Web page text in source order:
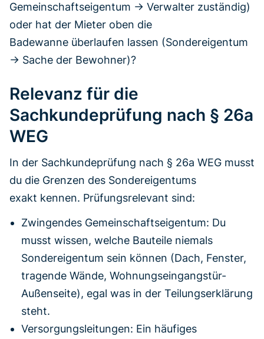
Gemeinschaftseigentum -> Verwalter zuständig)
oder hat der Mieter oben die
Badewanne überlaufen lassen (Sondereigentum
-> Sache der Bewohner)?
Relevanz für die
Sachkundeprüfung nach § 26a
WEG
In der Sachkundeprüfung nach § 26a WEG musst
du die Grenzen des Sondereigentums
exakt kennen. Prüfungsrelevant sind:
Zwingendes Gemeinschaftseigentum: Du
musst wissen, welche Bauteile niemals
Sondereigentum sein können (Dach, Fenster,
tragende Wände, Wohnungseingangstür-
Außenseite), egal was in der Teilungserklärung
steht.
Versorgungsleitungen: Ein häufiges